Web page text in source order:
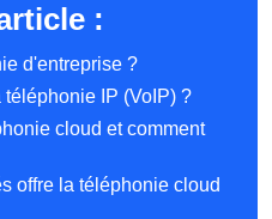
:
d'entreprise ?
IP (VoIP) ?
cloud et comment
offre la téléphonie cloud